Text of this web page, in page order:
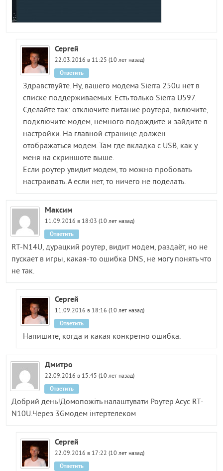
Сергей
22.03.2016 в 11:25 (10 лет назад)
Здравствуйте. Ну, вашего модема Sierra 250u нет в
списке поддерживаемых. Есть только Sierra U597.
Сделайте так: отключите питание роутера, включите,
подключите модем, немного подождите и зайдите в
настройки. На главной странице должен
отображаться модем. Там где вкладка с USB, как у
меня на скриншоте выше.
Если роутер увидит модем, то можно пробовать
настраивать. А если нет, то ничего не поделать.
Ответить
Максим
11.09.2016 в 18:03 (10 лет назад)
RT-N14U, дурацкий роутер, видит модем, раздаёт, но не
пускает в игры, какая-то ошибка DNS, не могу понять что
не так.
Ответить
Сергей
11.09.2016 в 18:16 (10 лет назад)
Напишите, когда и какая конкретно ошибка.
Ответить
Дмитро
22.09.2016 в 15:45 (10 лет назад)
Добрий день!Домопожіть налаштувати Роутер Асус RT-
N10U.Через 3Gмодем інтертелеком
Ответить
Сергей
22.09.2016 в 17:22 (10 лет назад)
Ответить